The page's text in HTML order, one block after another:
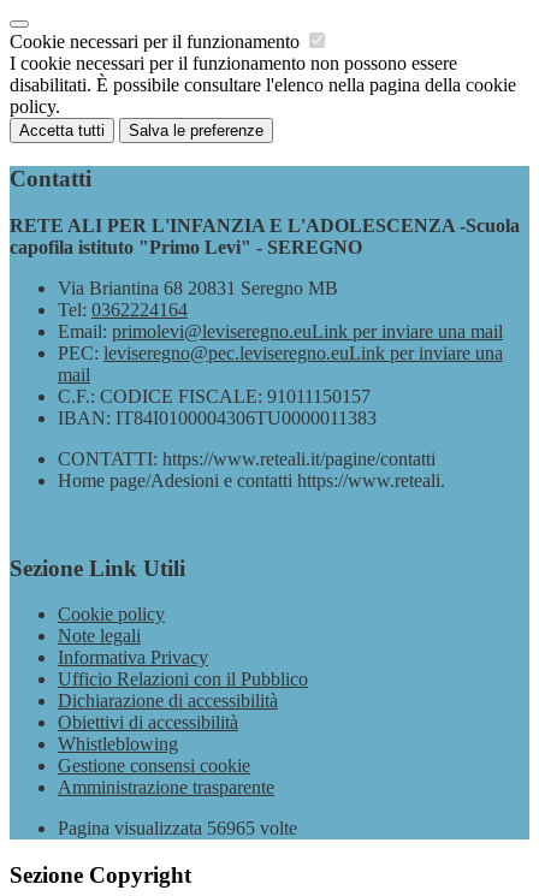
Cookie necessari per il funzionamento
I cookie necessari per il funzionamento non possono essere
disabilitati. È possibile consultare l'elenco nella pagina della cookie
policy.
Accetta tutti Salva le preferenze
Contatti
RETE ALI PER L'INFANZIA E L'ADOLESCENZA -Scuola
capofila istituto "Primo Levi" - SEREGNO
Via Briantina 68 20831 Seregno MB
Tel: 0362224164
Email: primolevi@leviseregno.euLink per inviare una mail
PEC: leviseregno@pec.leviseregno.euLink per inviare una
mail
C.F.: CODICE FISCALE: 91011150157
IBAN: IT84I0100004306TU0000011383
CONTATTI: https://www.reteali.it/pagine/contatti
Home page/Adesioni e contatti https://www.reteali.
Sezione Link Utili
Cookie policy
Note legali
Informativa Privacy
Ufficio Relazioni con il Pubblico
Dichiarazione di accessibilità
Obiettivi di accessibilità
Whistleblowing
Gestione consensi cookie
Amministrazione trasparente
Pagina visualizzata 56965 volte
Sezione Copyright